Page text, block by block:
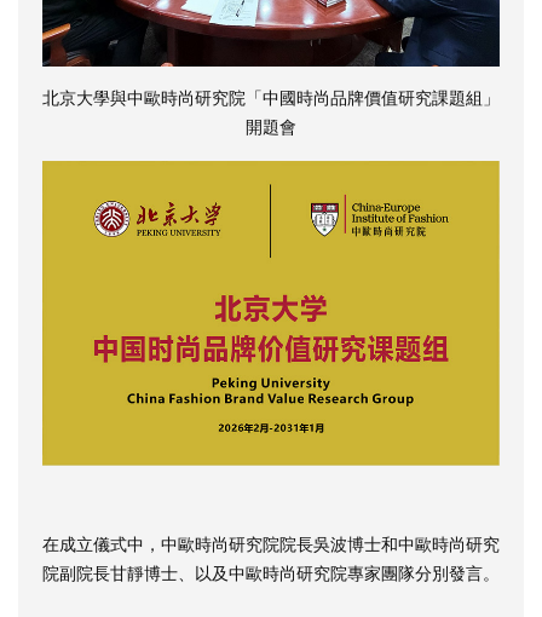
北京大學與中歐時尚研究院「中國時尚品牌價值研究課題組」
開題會
在成立儀式中，中歐時尚研究院院長吳波博士和中歐時尚研究
院副院長甘靜博士、以及中歐時尚研究院專家團隊分別發言。